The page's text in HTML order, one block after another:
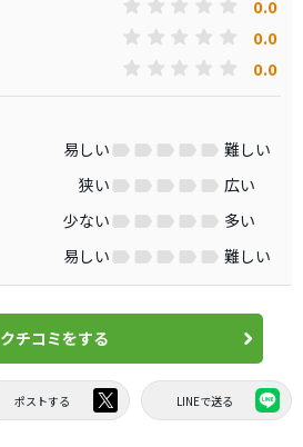
0.0
0.0
0.0
易しい
難しい
狭い
広い
少ない
多い
易しい 難しい
クチコミをする
ポストする LINEで送る